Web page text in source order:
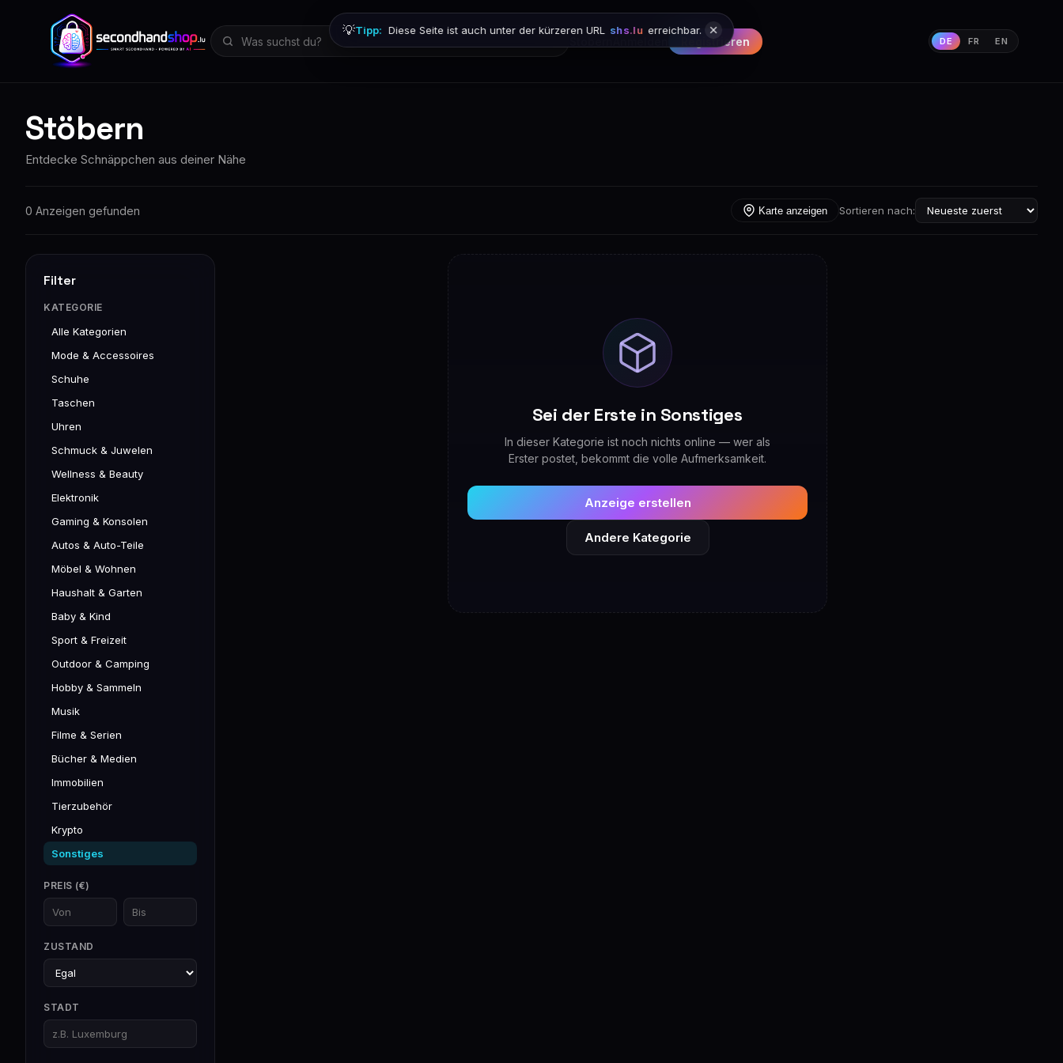
Registrieren DE FR EN
💡Tipp: Diese Seite ist auch unter der kürzeren URL shs.lu erreichbar.
Stöbern
Entdecke Schnäppchen aus deiner Nähe
0 Anzeigen gefunden Karte anzeigen Sortieren nach:
Filter
KATEGORIE
Alle Kategorien
Mode & Accessoires
Schuhe
Taschen
Uhren
Schmuck & Juwelen
Wellness & Beauty
Elektronik
Gaming & Konsolen
Autos & Auto-Teile
Möbel & Wohnen
Haushalt & Garten
Baby & Kind
Sport & Freizeit
Outdoor & Camping
Hobby & Sammeln
Musik
Filme & Serien
Bücher & Medien
Immobilien
Tierzubehör
Krypto
Sonstiges
PREIS (€)
ZUSTAND
STADT
Sei der Erste in Sonstiges
In dieser Kategorie ist noch nichts online — wer als
Erster postet, bekommt die volle Aufmerksamkeit.
Anzeige erstellen
Andere Kategorie